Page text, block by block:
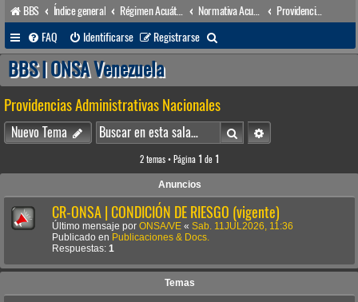
BBS Índice general
Providencias Administrativas Nacionales
FAQ
Identificarse Registrarse
u
c
a
r
BBS | ONSA Venezuela
Providencias Administrativas Nacionales
Nuevo Tema BuscarBúsqueda avanzada
2 temas • Página 1 de 1
Anuncios
CR-ONSA | CONDICIÓN DE RIESGO (vigente)
Último mensaje por ONSA/VE « Sab. 11JUL2026, 11:36
Publicado en Publicaciones & Docs.
Respuestas: 1
Temas